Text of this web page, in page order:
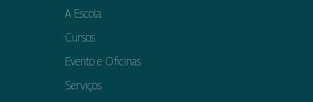
A Escola
Cursos
Evento e Oficinas
Serviços